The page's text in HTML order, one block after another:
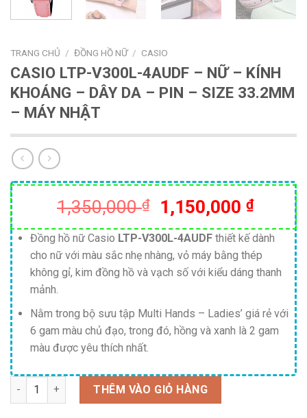
TRANG CHỦ / ĐỒNG HỒ NỮ / CASIO
CASIO LTP-V300L-4AUDF – NỮ – KÍNH
KHOÁNG – DÂY DA – PIN – SIZE 33.2MM
– MÁY NHẬT
1,350,000₫
Giá
gốc
là:
1,350,000 ₫.
1,150,000 ₫Giá
hiện
tại
là:
Đồng hồ nữ Casio LTP-V300L-4AUDFthiết kế dành
cho nữ với màu sắc nhẹ nhàng, vỏ máy bằng thép
không gỉ, kim đồng hồ và vạch số với kiểu dáng thanh
mảnh.
Nằm trong bộ sưu tập Multi Hands – Ladies’ giá rẻ với
6 gam màu chủ đạo, trong đó, hồng và xanh là 2 gam
màu được yêu thích nhất.
Số lượng THÊM VÀO GIỎ HÀNG